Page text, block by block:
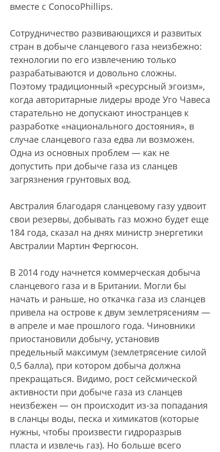
вместе с ConocoPhillips.
Сотрудничество развивающихся и развитых
стран в добыче сланцевого газа неизбежно:
технологии по его извлечению только
разрабатываются и довольно сложны.
Поэтому традиционный «ресурсный эгоизм»,
когда авторитарные лидеры вроде Уго Чавеса
старательно не допускают иностранцев к
разработке «национального достояния», в
случае сланцевого газа едва ли возможен.
Одна из основных проблем — как не
допустить при добыче газа из сланцев
загрязнения грунтовых вод.
Австралия благодаря сланцевому газу удвоит
свои резервы, добывать газ можно будет еще
184 года, сказал на днях министр энергетики
Австралии Мартин Фергюсон.
В 2014 году начнется коммерческая добыча
сланцевого газа и в Британии. Могли бы
начать и раньше, но откачка газа из сланцев
привела на острове к двум землетрясениям —
в апреле и мае прошлого года. Чиновники
приостановили добычу, установив
предельный максимум (землетрясение силой
0,5 балла), при котором добыча должна
прекращаться. Видимо, рост сейсмической
активности при добыче газа из сланцев
неизбежен — он происходит из-за попадания
в сланцы воды, песка и химикатов (которые
нужны, чтобы произвести гидроразрыв
пласта и извлечь газ). Но больше всего